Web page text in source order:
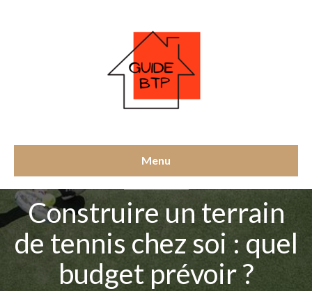
Menu
Construire un terrain
de tennis chez soi : quel
budget prévoir ?